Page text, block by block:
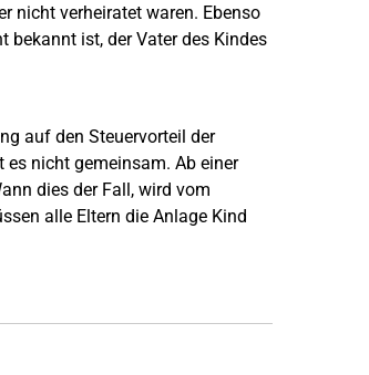
nicht verheiratet waren. Ebenso
bekannt ist, der Vater des Kindes
auf den Steuervorteil der
es nicht gemeinsam. Ab einer
dies der Fall, wird vom
alle Eltern die Anlage Kind